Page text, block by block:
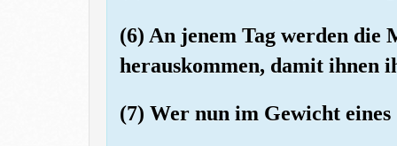
(6) An jenem Tag werden die
herauskommen, damit ihnen
(7) Wer nun im Gewicht eines